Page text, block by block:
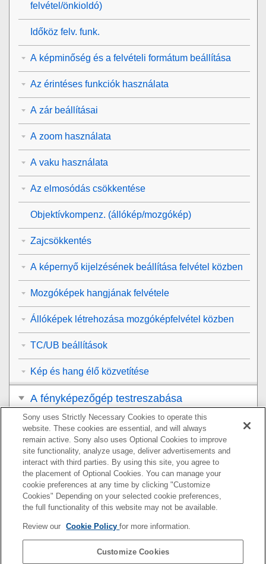
felvétel/önkioldó)
Időköz felv. funk.
A képminőség és a felvételi formátum beállítása
Az érintéses funkciók használata
A zár beállításai
A zoom használata
A vaku használata
Az elmosódás csökkentése
Objektívkompenz. (állókép/mozgókép)
Zajcsökkentés
A képernyő kijelzésének beállítása felvétel közben
Mozgóképek hangjának felvétele
Állóképek létrehozása mozgóképfelvétel közben
TC/UB beállítások
Kép és hang élő közvetítése
A fényképezőgép testreszabása
Megtekintés
A fényképezőgép-beállítások módosítása
Okostelefonnal elérhető funkciók
Számítógép használata
A felhőszolgáltatás használata
Sony uses Strictly Necessary Cookies to operate this
website. These cookies are essential, and will always
remain active. Sony also uses Optional Cookies to improve
site functionality, analyze usage, deliver advertisements and
interact with third parties. By using this site, you agree to
the placement of Optional Cookies. You can manage your
cookie preferences at any time by clicking "Customize
Cookies" Depending on your selected cookie preferences,
the full functionality of this website may not be available.
Review our Cookie Policyfor more information.
Customize Cookies